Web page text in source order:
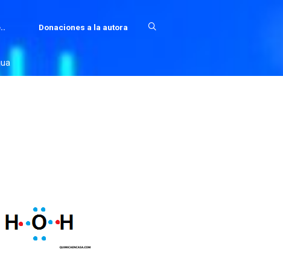
Donaciones a la autora